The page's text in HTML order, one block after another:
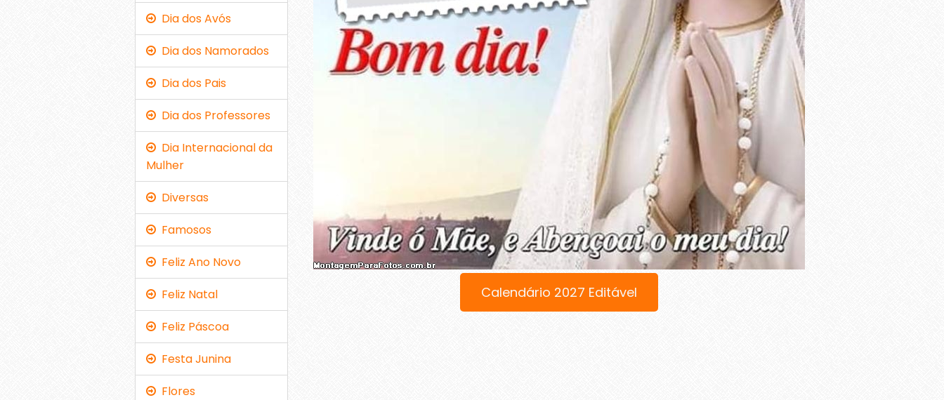
Calendário 2027 Editável
Dia dos Avós
Dia dos Namorados
Dia dos Pais
Dia dos Professores
Dia Internacional da
Mulher
Diversas
Famosos
Feliz Ano Novo
Feliz Natal
Feliz Páscoa
Festa Junina
Flores